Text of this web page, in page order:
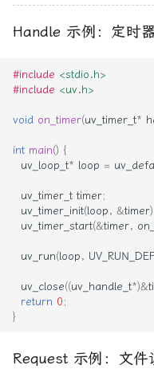
Handle 示例：定时
#include <stdio.h>
#include <uv.h>
void on_timer(uv_timer_t*
int main() {
uv_loop_t* loop =
uv_timer_t timer;
uv_timer_init(loop, &timer
uv_timer_start(&timer,
uv_run(loop,
uv_close((uv_handle_t*)&
return 0;
}
Request 示例：文件